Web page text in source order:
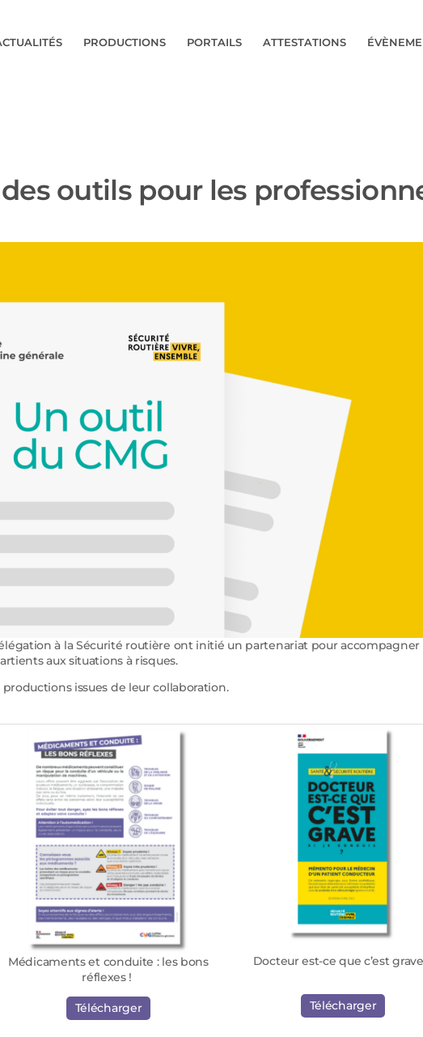
PRODUCTIONS PORTAILS ATTESTATIONS
outils pour les
à la Sécurité routière ont initié un partenariat pour accompagner
aux situations à risques.
issues de leur collaboration.
Médicaments et conduite : les bons
réflexes !
Télécharger
Docteur est-ce que c’est
Télécharger